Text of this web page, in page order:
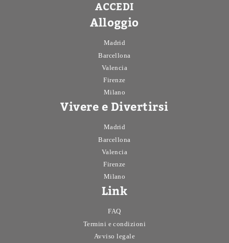
ACCEDI
Alloggio
Madrid
Barcellona
Valencia
Firenze
Milano
Vivere e Divertirsi
Madrid
Barcellona
Valencia
Firenze
Milano
Link
FAQ
Termini e condizioni
Avviso legale